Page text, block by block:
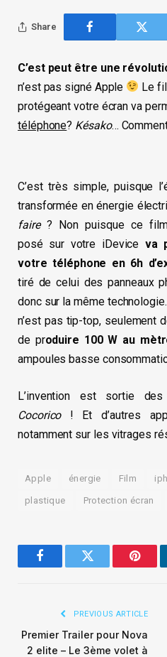
Share
C’est peut être une
n’est pas signé Apple
Le
protégeant votre écran va
téléphone? Késako…
C’est très simple, puisque
transformée en énergie
faire? Non puisque ce film
posé sur votre iDevice va
votre téléphone en 6h
tiré de celui des panneaux
donc sur la même
n’est pas tip-top, seulement
de produire 100 W au
ampoules basse
L’invention est sortie
Cocorico! Et d’autres
notamment sur les vitrages
Apple énergie Film
plastique Protection écran
FacebookTwitter
PREVIOUS ARTICLE
Premier Trailer pour Nova
2 elite – Le 3ème volet à